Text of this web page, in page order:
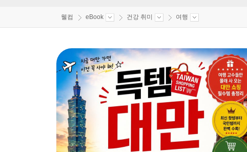
웰컴 eBook 건강 취미 여행